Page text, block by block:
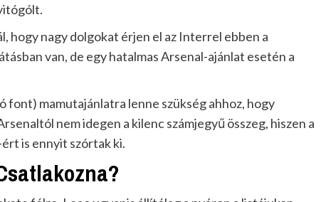
hogy nagy dolgokat érjen el az Interrel ebben a
van, de egy hatalmas Arsenal-ajánlat esetén a
font) mamutajánlatra lenne szükség ahhoz, hogy
nem idegen a kilenc számjegyű összeg, hiszen a
is ennyit szórtak ki.